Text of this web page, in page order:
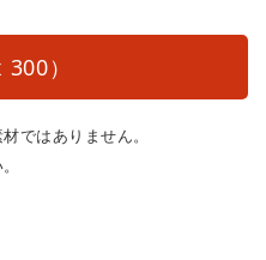
）
ではありません。